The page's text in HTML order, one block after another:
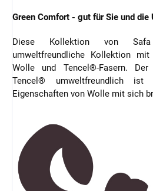
Green Comfort - gut für Sie und die
Diese Kollektion von
umweltfreundliche Kollektion
Wolle und Tencel®-Fasern.
Tencel® umweltfreundlich
Eigenschaften von Wolle mit sich